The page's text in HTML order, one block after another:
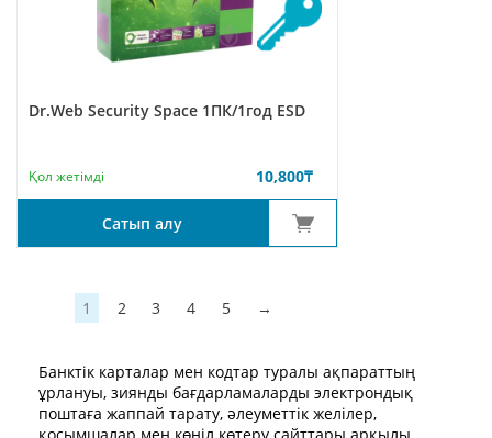
Dr.Web Security Space 1ПК/1год ESD
Қол жетімді 10,800₸
Сатып алу
1 2 3 4 5 →
Банктік карталар мен кодтар туралы ақпараттың
ұрлануы, зиянды бағдарламаларды электрондық
поштаға жаппай тарату, әлеуметтік желілер,